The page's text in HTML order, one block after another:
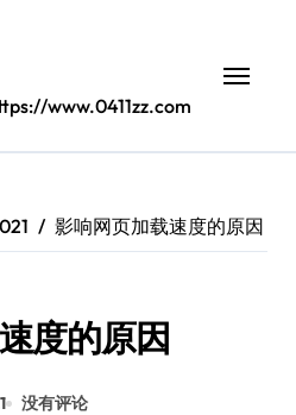
www.0411zz.com
影响网页加载速度的原因
度的原因
没有评论